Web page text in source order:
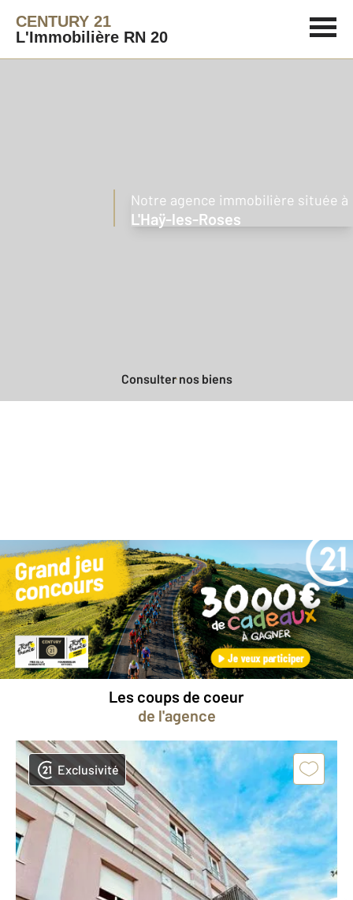
CENTURY 21
L'Immobilière RN 20
Notre agence immobilière située à
L'Haÿ-les-Roses
Consulter nos biens
Besoin d'une estimation
gratuitepour votre bien ?
Prendre rendez-vous avec un professionnel
Les coups de coeur
de l'agence
Exclusivité